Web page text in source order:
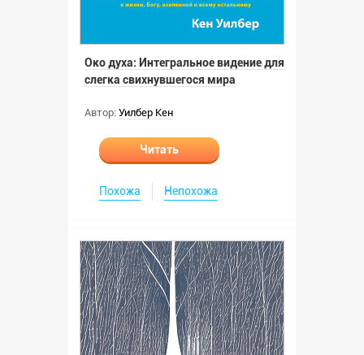
Око духа: Интегральное видение для
слегка свихнувшегося мира
Автор: Уилбер Кен
Читать
Похожа Непохожа